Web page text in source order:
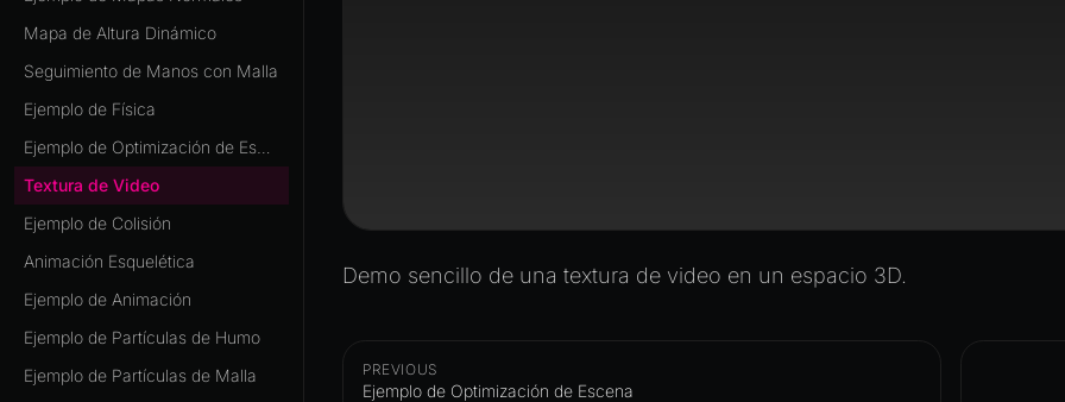
Mapa de Altura Dinámico
Seguimiento de Manos con Malla
Ejemplo de Física
Textura de Video
Ejemplo de Colisión
Animación Esquelética
Ejemplo de Animación
Ejemplo de Partículas de Humo
Ejemplo de Partículas de Malla
Demo sencillo de una textura de video en un espacio 3D.
PREVIOUS
Ejemplo de Optimización de Escena